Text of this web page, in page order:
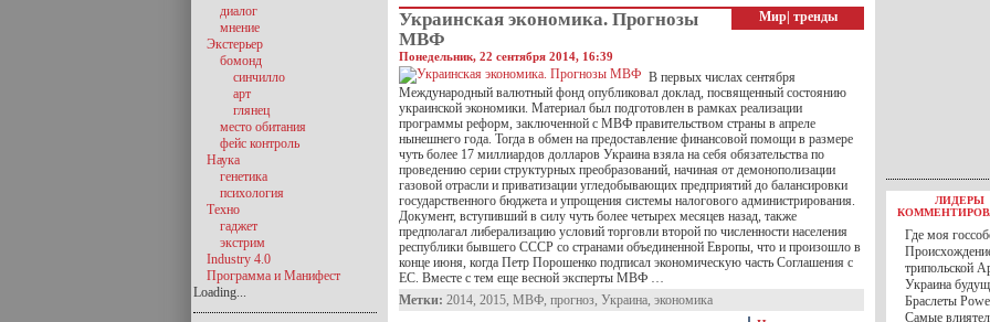
Мир| тренды
Украинская экономика. Прогнозы
МВФ
Понедельник, 22 сентября 2014, 16:39
В первых числах сентября
Международный валютный фонд опубликовал доклад, посвященный состоянию
украинской экономики. Материал был подготовлен в рамках реализации
программы реформ, заключенной с МВФ правительством страны в апреле
нынешнего года. Тогда в обмен на предоставление финансовой помощи в размере
чуть более 17 миллиардов долларов Украина взяла на себя обязательства по
проведению серии структурных преобразований, начиная от демонополизации
газовой отрасли и приватизации угледобывающих предприятий до балансировки
государственного бюджета и упрощения системы налогового администрирования.
Документ, вступивший в силу чуть более четырех месяцев назад, также
предполагал либерализацию условий торговли второй по численности населения
республики бывшего СССР со странами объединенной Европы, что и произошло в
конце июня, когда Петр Порошенко подписал экономическую часть Соглашения с
ЕС. Вместе с тем еще весной эксперты МВФ …
Метки: 2014, 2015, МВФ, прогноз, Украина, экономика
диалог
мнение
Экстерьер
бомонд
синчилло
арт
глянец
место обитания
фейс контроль
Наука
генетика
психология
Техно
гаджет
экстрим
Industry 4.0
Программа и Манифест
Loading...
30 Ноября С 1
30 Ноября
РФ
27 Ноября
ВВП
госбюджете
27 Ноября
Турции
17 Ноября
ЛИДЕРЫ
Где моя
трипольской
Украина
Браслеты
Самые